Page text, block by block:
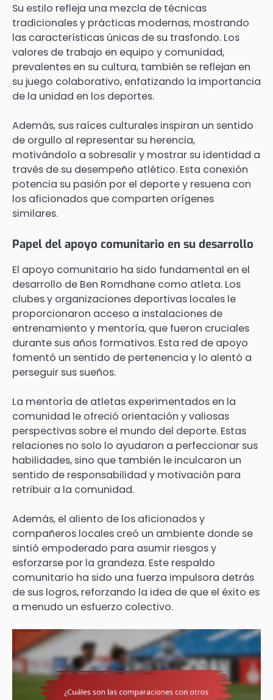
Su estilo refleja una mezcla de técnicas
tradicionales y prácticas modernas, mostrando
las características únicas de su trasfondo. Los
valores de trabajo en equipo y comunidad,
prevalentes en su cultura, también se reflejan en
su juego colaborativo, enfatizando la importancia
de la unidad en los deportes.
Además, sus raíces culturales inspiran un sentido
de orgullo al representar su herencia,
motivándolo a sobresalir y mostrar su identidad a
través de su desempeño atlético. Esta conexión
potencia su pasión por el deporte y resuena con
los aficionados que comparten orígenes
similares.
Papel del apoyo comunitario en su desarrollo
El apoyo comunitario ha sido fundamental en el
desarrollo de Ben Romdhane como atleta. Los
clubes y organizaciones deportivas locales le
proporcionaron acceso a instalaciones de
entrenamiento y mentoría, que fueron cruciales
durante sus años formativos. Esta red de apoyo
fomentó un sentido de pertenencia y lo alentó a
perseguir sus sueños.
La mentoría de atletas experimentados en la
comunidad le ofreció orientación y valiosas
perspectivas sobre el mundo del deporte. Estas
relaciones no solo lo ayudaron a perfeccionar sus
habilidades, sino que también le inculcaron un
sentido de responsabilidad y motivación para
retribuir a la comunidad.
Además, el aliento de los aficionados y
compañeros locales creó un ambiente donde se
sintió empoderado para asumir riesgos y
esforzarse por la grandeza. Este respaldo
comunitario ha sido una fuerza impulsora detrás
de sus logros, reforzando la idea de que el éxito es
a menudo un esfuerzo colectivo.